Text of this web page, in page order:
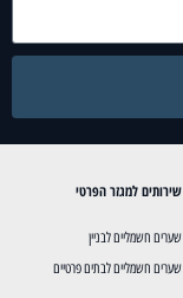
שירותים למגזר הפרטי
שערים חשמליים לבניין
שערים חשמליים לבתים פרטיים